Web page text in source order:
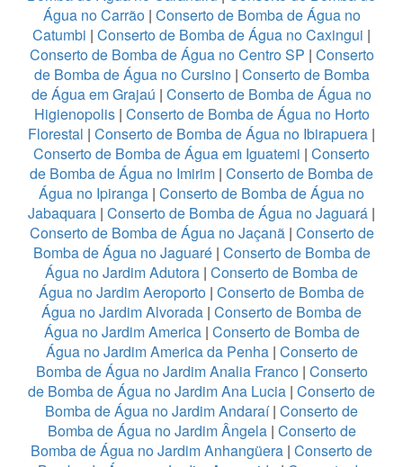
Água no Carrão| Conserto de Bomba de Água no
Catumbi | Conserto de Bomba de Água no Caxingui |
Conserto de Bomba de Água no Centro SP | Conserto
de Bomba de Água no Cursino| Conserto de Bomba
de Água em Grajaú | Conserto de Bomba de Água no
Higienopolis| Conserto de Bomba de Água no Horto
Florestal | Conserto de Bomba de Água no Ibirapuera |
Conserto de Bomba de Água em Iguatemi | Conserto
de Bomba de Água no Imirim | Conserto de Bomba de
Água no Ipiranga | Conserto de Bomba de Água no
Jabaquara | Conserto de Bomba de Água no Jaguará |
Conserto de Bomba de Água no Jaçanã| Conserto de
Bomba de Água no Jaguaré| Conserto de Bomba de
Água no Jardim Adutora | Conserto de Bomba de
Água no Jardim Aeroporto | Conserto de Bomba de
Água no Jardim Alvorada | Conserto de Bomba de
Água no Jardim America| Conserto de Bomba de
Água no Jardim America da Penha| Conserto de
Bomba de Água no Jardim Analia Franco| Conserto
de Bomba de Água no Jardim Ana Lucia | Conserto de
Bomba de Água no Jardim Andaraí| Conserto de
Bomba de Água no Jardim Ângela| Conserto de
Bomba de Água no Jardim Anhangüera | Conserto de